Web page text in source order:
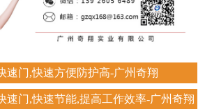
速门,快速方便防护高-广州奇翔
速门,快速节能,提高工作效率-广州奇翔